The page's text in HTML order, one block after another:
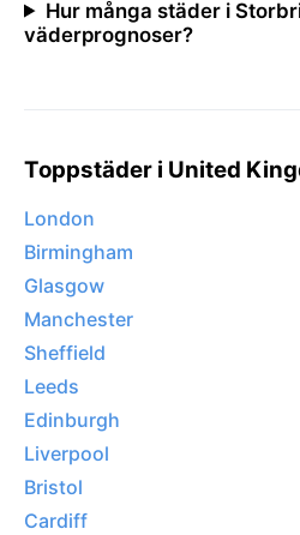
Hur många städer i
väderprognoser?
Toppstäder i United
London
Birmingham
Glasgow
Manchester
Sheffield
Leeds
Edinburgh
Liverpool
Bristol
Cardiff